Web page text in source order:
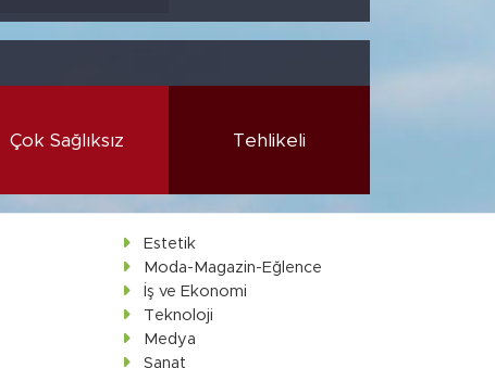
Çok Sağlıksız Tehlikeli
Estetik
Moda-Magazin-Eğlence
İş ve Ekonomi
Teknoloji
Medya
Sanat